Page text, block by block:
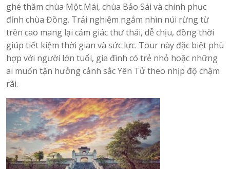
ghé thăm chùa Một Mái, chùa Bảo Sái và chinh phục
đỉnh chùa Đồng. Trải nghiệm ngắm nhìn núi rừng từ
trên cao mang lại cảm giác thư thái, dễ chịu, đồng thời
giúp tiết kiệm thời gian và sức lực. Tour này đặc biệt phù
hợp với người lớn tuổi, gia đình có trẻ nhỏ hoặc những
ai muốn tận hưởng cảnh sắc Yên Tử theo nhịp độ chậm
rãi.